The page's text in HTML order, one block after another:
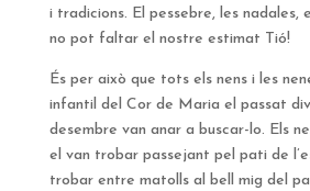
i tradicions. El pessebre, les nadales,
no pot faltar el nostre estimat Tió!
És per això que tots els nens i les
infantil del Cor de Maria el passat
desembre van anar a buscar-lo. Els
el van trobar passejant pel pati de
trobar entre matolls al bell mig del